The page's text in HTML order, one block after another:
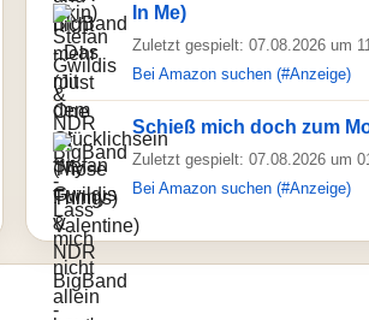
In Me)
Zuletzt gespielt: 07.08.2026 um
Bei Amazon suchen (#Anzeige)
Schieß mich doch zum
Zuletzt gespielt: 07.08.2026 um
Bei Amazon suchen (#Anzeige)